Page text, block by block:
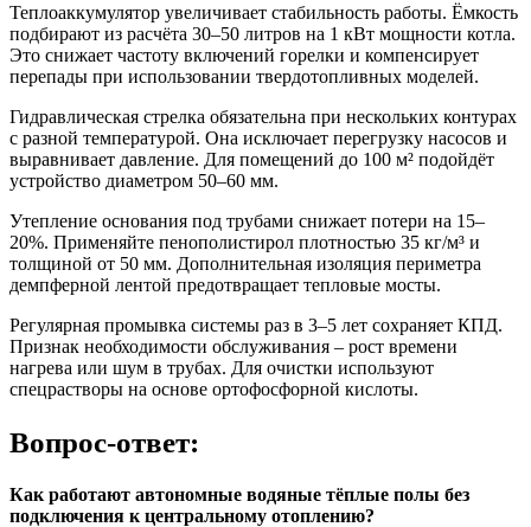
Теплоаккумулятор увеличивает стабильность работы. Ёмкость
подбирают из расчёта 30–50 литров на 1 кВт мощности котла.
Это снижает частоту включений горелки и компенсирует
перепады при использовании твердотопливных моделей.
Гидравлическая стрелка обязательна при нескольких контурах
с разной температурой. Она исключает перегрузку насосов и
выравнивает давление. Для помещений до 100 м² подойдёт
устройство диаметром 50–60 мм.
Утепление основания под трубами снижает потери на 15–
20%. Применяйте пенополистирол плотностью 35 кг/м³ и
толщиной от 50 мм. Дополнительная изоляция периметра
демпферной лентой предотвращает тепловые мосты.
Регулярная промывка системы раз в 3–5 лет сохраняет КПД.
Признак необходимости обслуживания – рост времени
нагрева или шум в трубах. Для очистки используют
спецрастворы на основе ортофосфорной кислоты.
Вопрос-ответ:
Как работают автономные водяные тёплые полы без
подключения к центральному отоплению?